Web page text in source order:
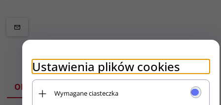
OPIS
Ustawienia plików cookies
Wymagane ciasteczka